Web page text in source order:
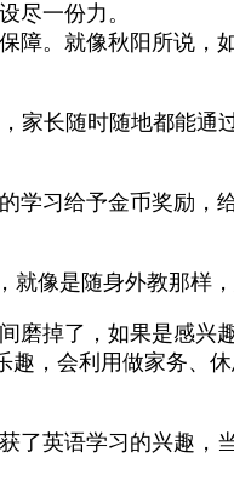
尽一份力。
障。就像秋阳所说
家长随时随地都能
学习给予金币奖励
像是随身外教那样
磨掉了，如果是感
，会利用做家务、
了英语学习的兴趣